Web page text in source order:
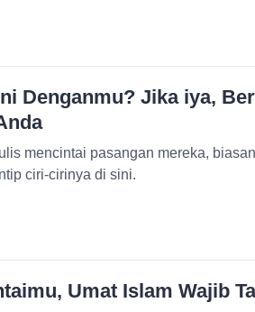
Denganmu? Jika iya,
mencintai pasangan mereka,
ciri-cirinya di sini.
Umat Islam Wajib